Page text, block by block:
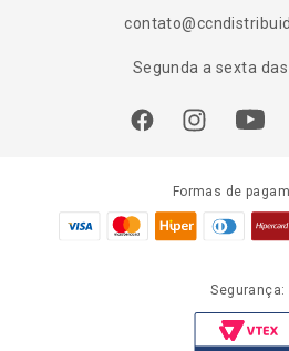
Segunda a sexta
Formas de
Segurança: